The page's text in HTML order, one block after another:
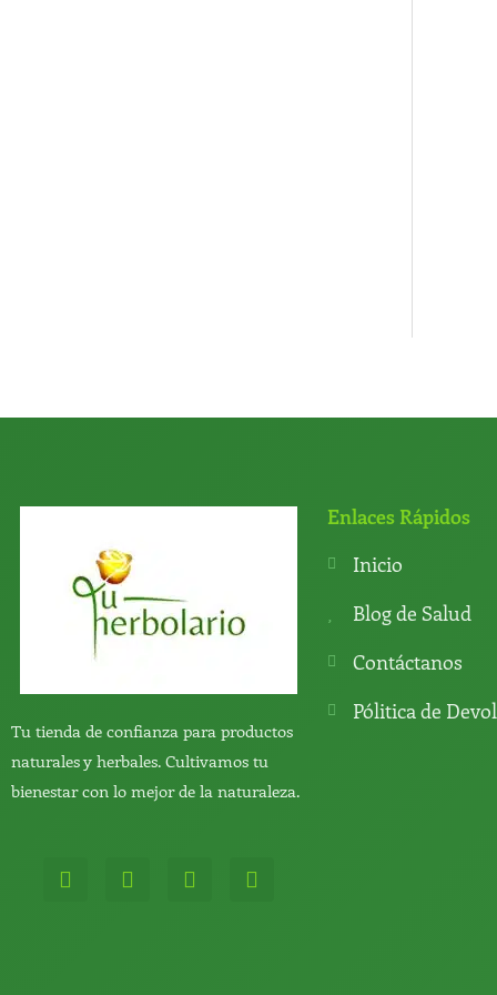
Tu tienda de confianza para productos
naturales y herbales. Cultivamos tu
bienestar con lo mejor de la naturaleza.
W
h
T
e
Y
o
T
i
Enlaces Rápidos
Inicio
Blog de Salud
Contáctanos
Pólitica de